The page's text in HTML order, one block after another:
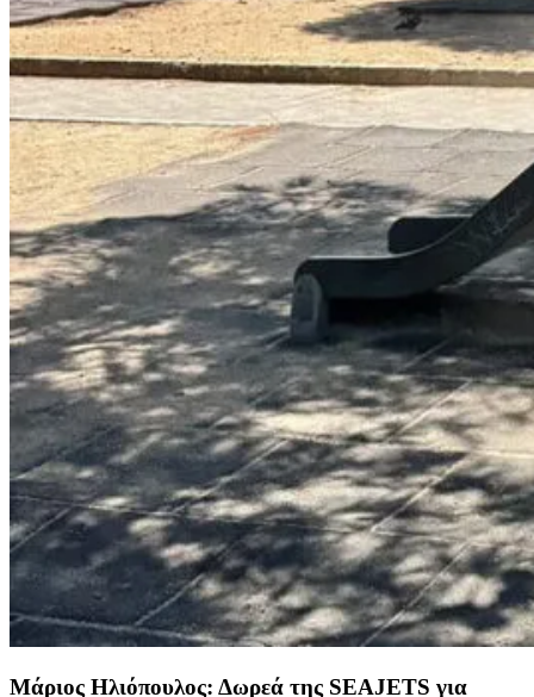
Μάριος Ηλιόπουλος: Δωρεά της SEAJETS για